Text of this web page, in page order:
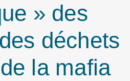
» des
déchets
la mafia